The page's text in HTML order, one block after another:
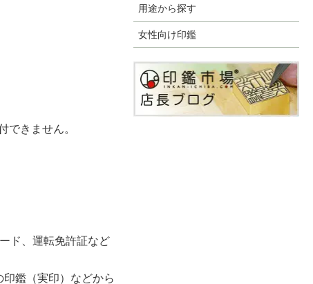
用途から探す
女性向け印鑑
できません。
ド、運転免許証など
鑑（実印）などから